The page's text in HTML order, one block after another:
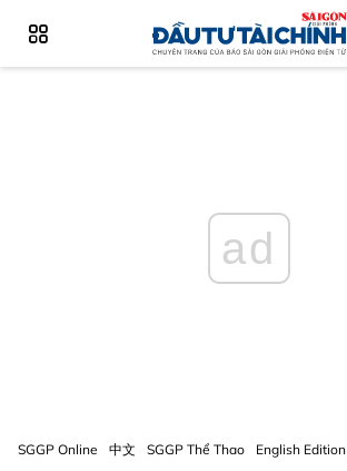
ad
SGGP Online 中文 SGGP Thể Thao English Edition